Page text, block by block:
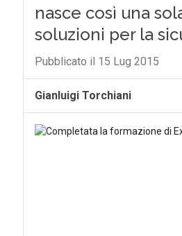
nasce così una
soluzioni per la
Pubblicato il 15 Lug 2015
Gianluigi Torchiani